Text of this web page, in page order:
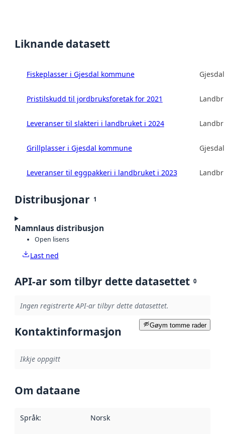
Liknande datasett
Fiskeplasser i Gjesdal kommune
Pristilskudd til jordbruksforetak for 2021
Leveranser til slakteri i landbruket i 2024
Grillplasser i Gjesdal kommune
Leveranser til eggpakkeri i landbruket i 2023
Distribusjonar 1
Namnlaus distribusjon
Open lisens
Last ned
API-ar som tilbyr dette datasettet 0
Ingen registrerte API-ar tilbyr dette datasettet.
Gøym tomme rader
Kontaktinformasjon
Ikkje oppgitt
Om dataane
Språk: Norsk